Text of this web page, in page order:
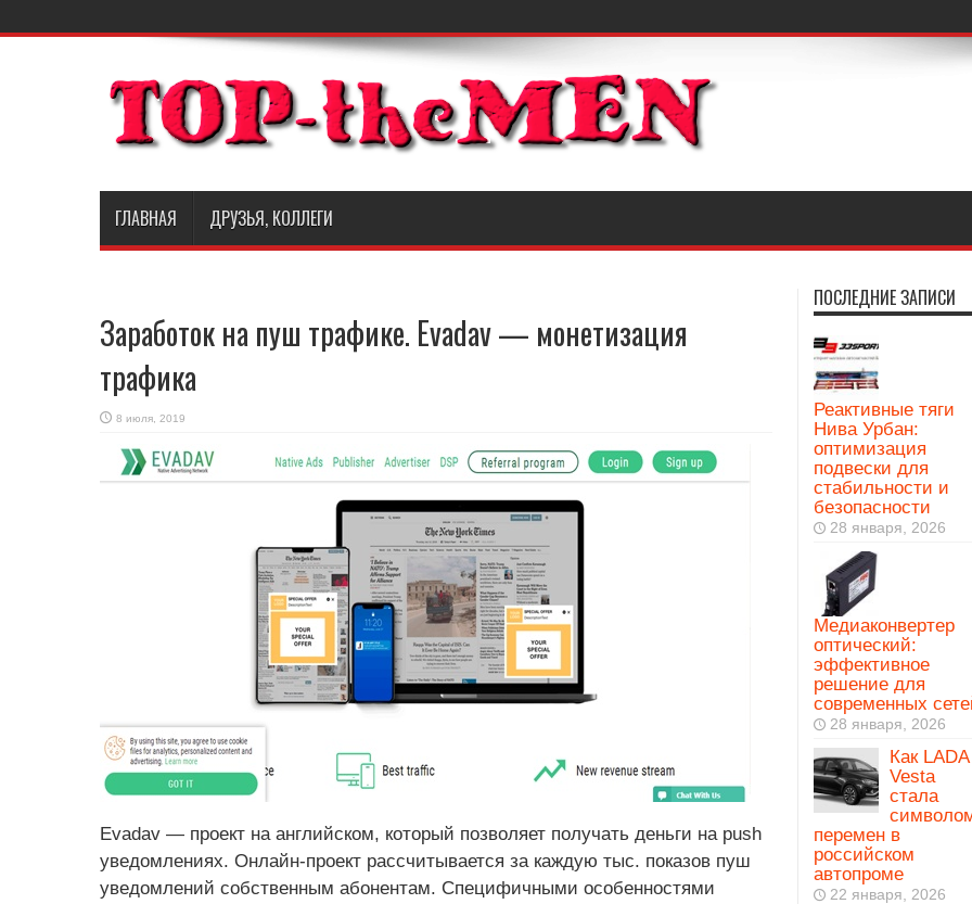
ГЛАВНАЯ ДРУЗЬЯ, КОЛЛЕГИ
Заработок на пуш трафике. Evadav — монетизация
трафика
8 июля, 2019
Evadav — проект на английском, который позволяет получать деньги на push
уведомлениях. Онлайн-проект рассчитывается за каждую тыс. показов пуш
уведомлений собственным абонентам. Специфичными особенностями
ПОСЛЕДНИЕ ЗАПИСИ
Реактивные тяги
Нива Урбан:
оптимизация
подвески для
стабильности и
безопасности
28 января, 2026
Медиаконвертер
оптический:
эффективное
решение для
современных
28 января, 2026
Как LADA
Vesta
стала
перемен в
российском
автопроме
22 января, 2026